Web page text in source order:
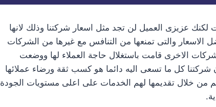
لكنك عزيزى العميل لن تجد مثل اسعار شركتنا وذلك لانها
الاسعار والتى تمنعها من التنافس مع غيرها من الشركات
الاخرى قامت باستغلال حاجة العملاء لها ووضعت
شركتنا كل ما تسعى اليه دائما هو كسب ثقة ورضاء عملائها
من خلال تقديمها لهم الخدمات على اعلى مستويات الجودة